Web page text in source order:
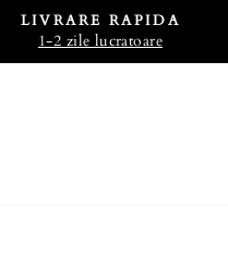
LIVRARE RAPIDA
1-2 zile lucratoare